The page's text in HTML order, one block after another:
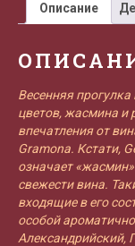
Описание
Весенняя
цветов, жасмина и
впечатления от
Gramona. Кстати,
означает
свежести вина.
входящие в его
особой
Александрийский,